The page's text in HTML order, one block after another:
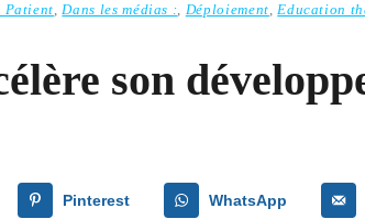
Patient,Dans les médias :, Déploiement,Education
son
Pinterest WhatsApp